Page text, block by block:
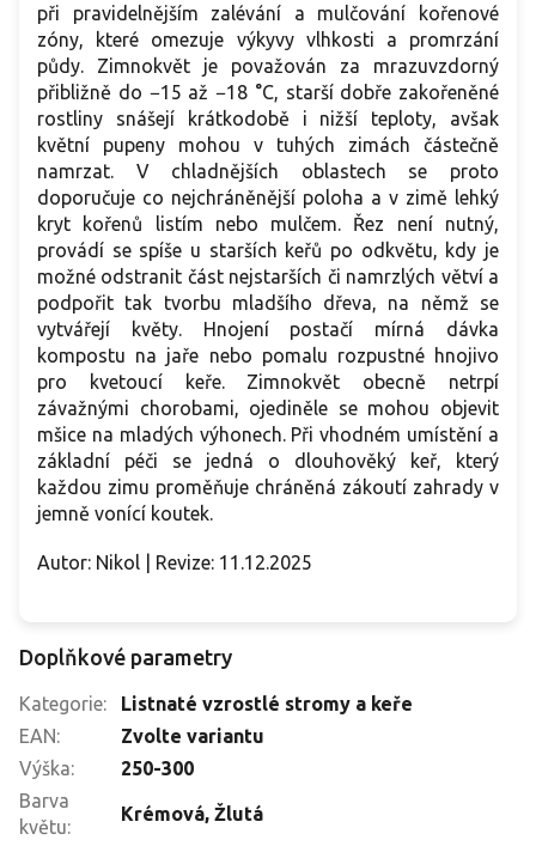
při pravidelnějším zalévání a mulčování kořenové
zóny, které omezuje výkyvy vlhkosti a promrzání
půdy. Zimnokvět je považován za mrazuvzdorný
přibližně do −15 až −18 °C, starší dobře zakořeněné
rostliny snášejí krátkodobě i nižší teploty, avšak
květní pupeny mohou v tuhých zimách částečně
namrzat. V chladnějších oblastech se proto
doporučuje co nejchráněnější poloha a v zimě lehký
kryt kořenů listím nebo mulčem. Řez není nutný,
provádí se spíše u starších keřů po odkvětu, kdy je
možné odstranit část nejstarších či namrzlých větví a
podpořit tak tvorbu mladšího dřeva, na němž se
vytvářejí květy. Hnojení postačí mírná dávka
kompostu na jaře nebo pomalu rozpustné hnojivo
pro kvetoucí keře. Zimnokvět obecně netrpí
závažnými chorobami, ojediněle se mohou objevit
mšice na mladých výhonech. Při vhodném umístění a
základní péči se jedná o dlouhověký keř, který
každou zimu proměňuje chráněná zákoutí zahrady v
jemně vonící koutek.
Autor: Nikol | Revize: 11.12.2025
Doplňkové parametry
Kategorie:
Listnaté vzrostlé stromy a keře
EAN:
Zvolte variantu
Výška:
250-300
Barva
květu:
Krémová, Žlutá